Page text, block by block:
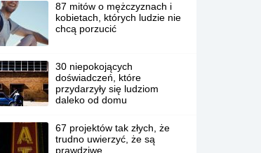
87 mitów o mężczyznach i
kobietach, których ludzie nie
chcą porzucić
30 niepokojących
doświadczeń, które
przydarzyły się ludziom
daleko od domu
67 projektów tak złych, że
trudno uwierzyć, że są
prawdziwe